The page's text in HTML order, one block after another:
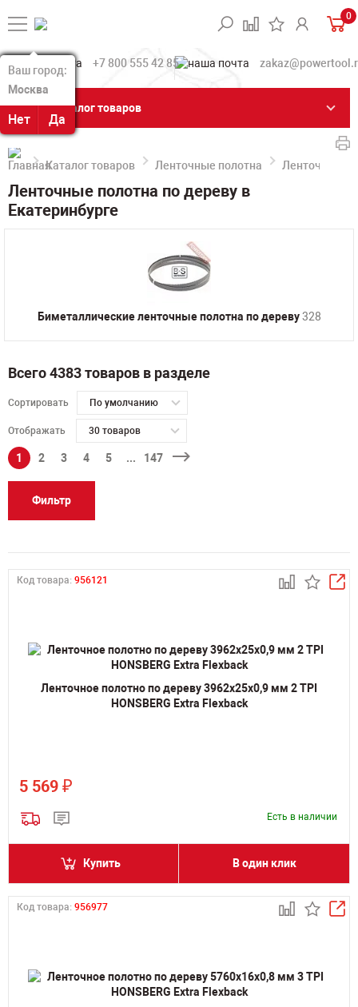
Ваш город:
Москва
Нет Да
Ваш город:
Москва
Нет Да
0
+7 800 555 42 85
Каталог товаров
Каталог товаров Ленточные полотна Ленточные
Ленточные полотна по дереву в
Екатеринбурге
Биметаллические ленточные полотна по дереву328
Всего 4383 товаров в разделе
Сортировать По умолчанию
Отображать 30 товаров
1 2 3 4 5 ... 147
Фильтр
Код товара: 956121
Ленточное полотно по дереву 3962х25х0,9 мм 2 TPI
HONSBERG Extra Flexback
5 569 ₽
Есть в наличии
Купить В один клик
Код товара: 956977